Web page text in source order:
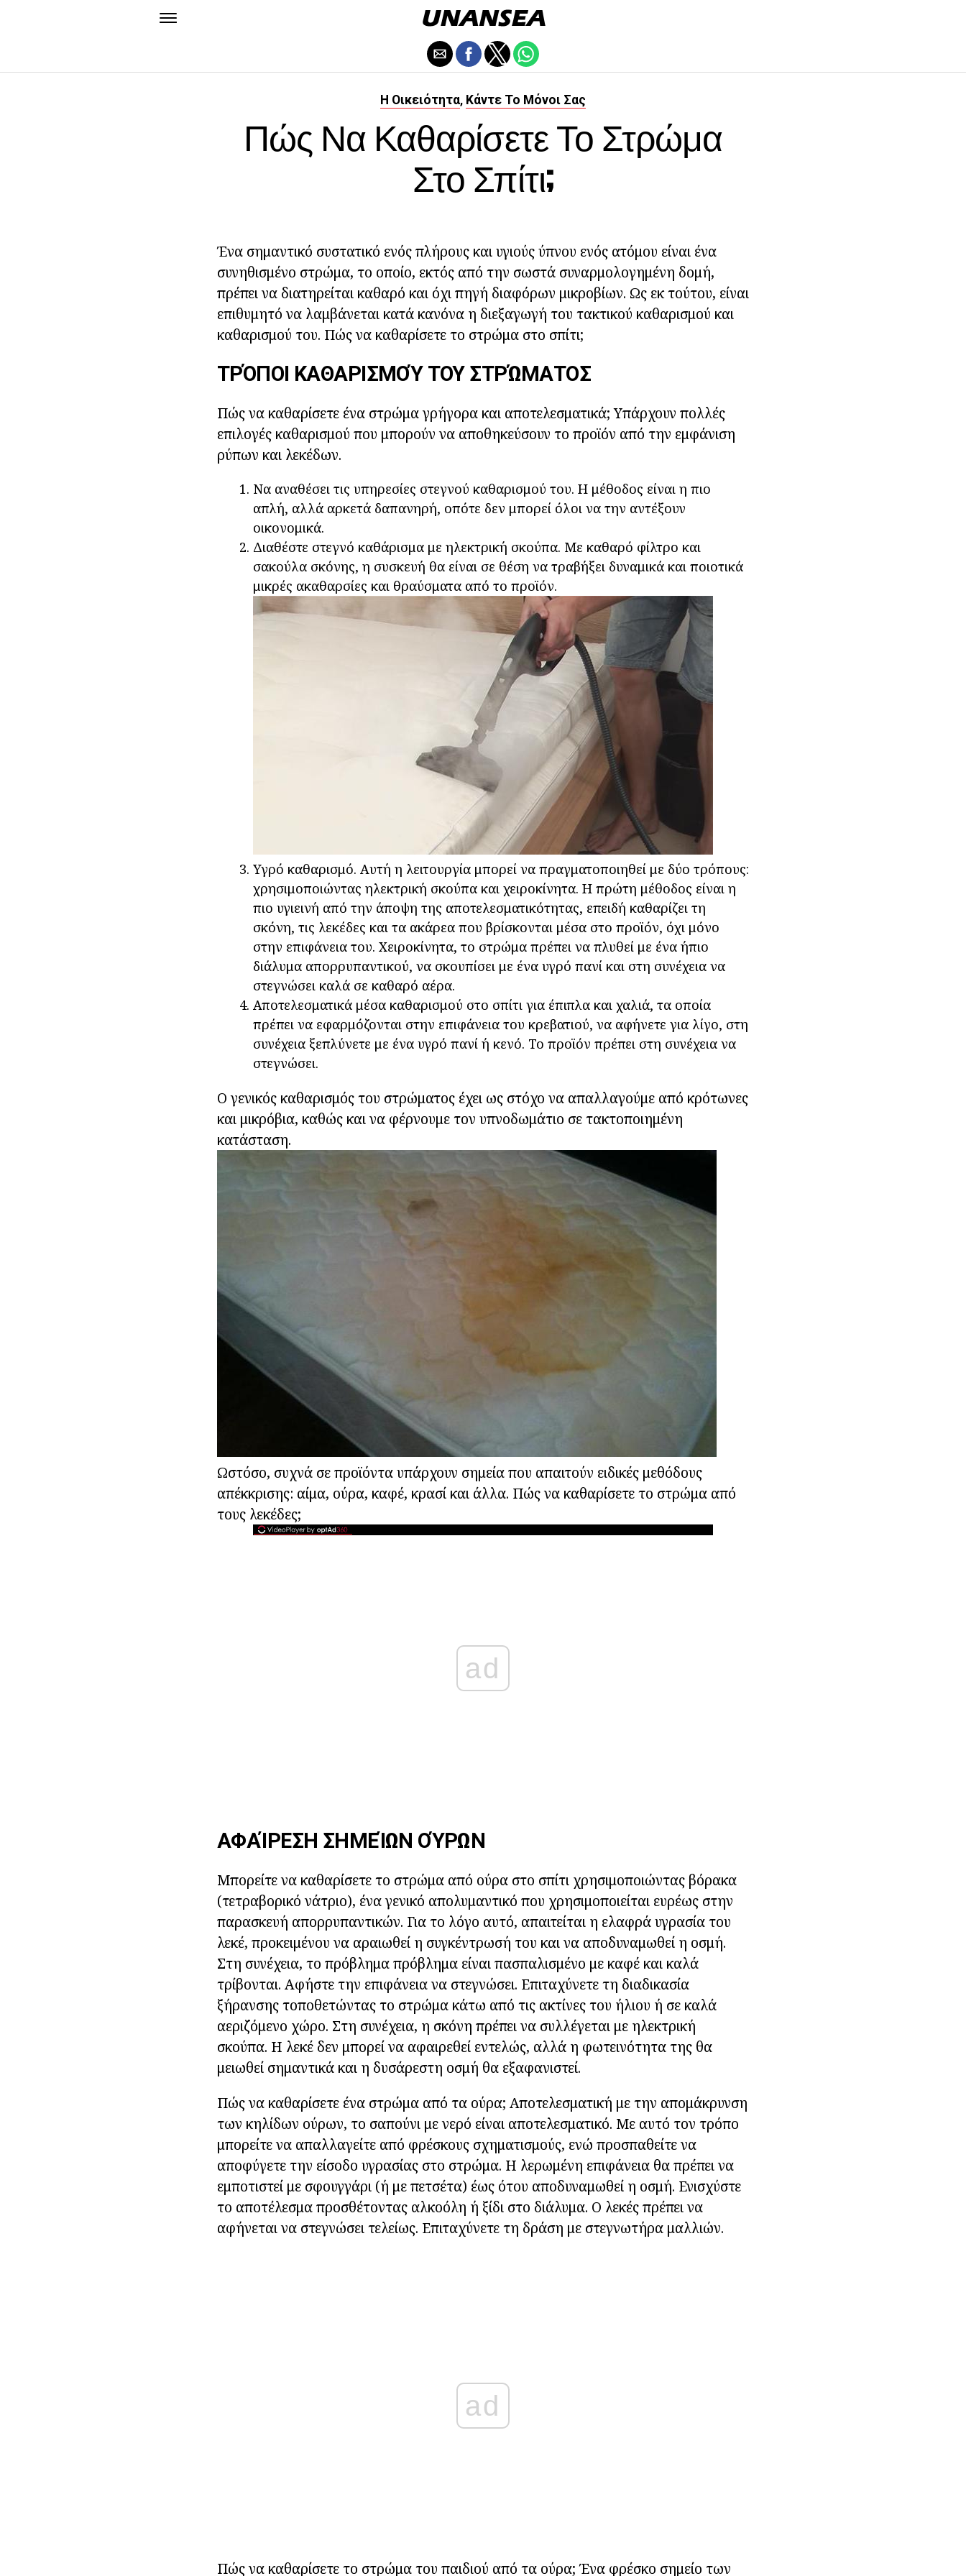
Η Οικειότητα, Κάντε Το Μόνοι Σας
Πώς Να Καθαρίσετε Το Στρώμα
Στο Σπίτι;
Ένα σημαντικό συστατικό ενός πλήρους και υγιούς ύπνου ενός ατόμου είναι ένα
συνηθισμένο στρώμα, το οποίο, εκτός από την σωστά συναρμολογημένη δομή,
πρέπει να διατηρείται καθαρό και όχι πηγή διαφόρων μικροβίων. Ως εκ τούτου, είναι
επιθυμητό να λαμβάνεται κατά κανόνα η διεξαγωγή του τακτικού καθαρισμού και
καθαρισμού του. Πώς να καθαρίσετε το στρώμα στο σπίτι;
ΤΡΌΠΟΙ ΚΑΘΑΡΙΣΜΟΎ ΤΟΥ ΣΤΡΏΜΑΤΟΣ
Πώς να καθαρίσετε ένα στρώμα γρήγορα και αποτελεσματικά; Υπάρχουν πολλές
επιλογές καθαρισμού που μπορούν να αποθηκεύσουν το προϊόν από την εμφάνιση
ρύπων και λεκέδων.
Να αναθέσει τις υπηρεσίες στεγνού καθαρισμού του. Η μέθοδος είναι η πιο
απλή, αλλά αρκετά δαπανηρή, οπότε δεν μπορεί όλοι να την αντέξουν
οικονομικά.
Διαθέστε στεγνό καθάρισμα με ηλεκτρική σκούπα. Με καθαρό φίλτρο και
σακούλα σκόνης, η συσκευή θα είναι σε θέση να τραβήξει δυναμικά και ποιοτικά
μικρές ακαθαρσίες και θραύσματα από το προϊόν.
Υγρό καθαρισμό. Αυτή η λειτουργία μπορεί να πραγματοποιηθεί με δύο τρόπους:
χρησιμοποιώντας ηλεκτρική σκούπα και χειροκίνητα. Η πρώτη μέθοδος είναι η
πιο υγιεινή από την άποψη της αποτελεσματικότητας, επειδή καθαρίζει τη
σκόνη, τις λεκέδες και τα ακάρεα που βρίσκονται μέσα στο προϊόν, όχι μόνο
στην επιφάνεια του. Χειροκίνητα, το στρώμα πρέπει να πλυθεί με ένα ήπιο
διάλυμα απορρυπαντικού, να σκουπίσει με ένα υγρό πανί και στη συνέχεια να
στεγνώσει καλά σε καθαρό αέρα.
Αποτελεσματικά μέσα καθαρισμού στο σπίτι για έπιπλα και χαλιά, τα οποία
πρέπει να εφαρμόζονται στην επιφάνεια του κρεβατιού, να αφήνετε για λίγο, στη
συνέχεια ξεπλύνετε με ένα υγρό πανί ή κενό. Το προϊόν πρέπει στη συνέχεια να
στεγνώσει.
Ο γενικός καθαρισμός του στρώματος έχει ως στόχο να απαλλαγούμε από κρότωνες
και μικρόβια, καθώς και να φέρνουμε τον υπνοδωμάτιο σε τακτοποιημένη
κατάσταση.
Ωστόσο, συχνά σε προϊόντα υπάρχουν σημεία που απαιτούν ειδικές μεθόδους
απέκκρισης: αίμα, ούρα, καφέ, κρασί και άλλα. Πώς να καθαρίσετε το στρώμα από
τους λεκέδες;
ad
ΑΦΑΊΡΕΣΗ ΣΗΜΕΊΩΝ ΟΎΡΩΝ
Μπορείτε να καθαρίσετε το στρώμα από ούρα στο σπίτι χρησιμοποιώντας βόρακα
(τετραβορικό νάτριο), ένα γενικό απολυμαντικό που χρησιμοποιείται ευρέως στην
παρασκευή απορρυπαντικών. Για το λόγο αυτό, απαιτείται η ελαφρά υγρασία του
λεκέ, προκειμένου να αραιωθεί η συγκέντρωσή του και να αποδυναμωθεί η οσμή.
Στη συνέχεια, το πρόβλημα πρόβλημα είναι πασπαλισμένο με καφέ και καλά
τρίβονται. Αφήστε την επιφάνεια να στεγνώσει. Επιταχύνετε τη διαδικασία
ξήρανσης τοποθετώντας το στρώμα κάτω από τις ακτίνες του ήλιου ή σε καλά
αεριζόμενο χώρο. Στη συνέχεια, η σκόνη πρέπει να συλλέγεται με ηλεκτρική
σκούπα. Η λεκέ δεν μπορεί να αφαιρεθεί εντελώς, αλλά η φωτεινότητα της θα
μειωθεί σημαντικά και η δυσάρεστη οσμή θα εξαφανιστεί.
Πώς να καθαρίσετε ένα στρώμα από τα ούρα; Αποτελεσματική με την απομάκρυνση
των κηλίδων ούρων, το σαπούνι με νερό είναι αποτελεσματικό. Με αυτό τον τρόπο
μπορείτε να απαλλαγείτε από φρέσκους σχηματισμούς, ενώ προσπαθείτε να
αποφύγετε την είσοδο υγρασίας στο στρώμα. Η λερωμένη επιφάνεια θα πρέπει να
εμποτιστεί με σφουγγάρι (ή με πετσέτα) έως ότου αποδυναμωθεί η οσμή. Ενισχύστε
το αποτέλεσμα προσθέτοντας αλκοόλη ή ξίδι στο διάλυμα. Ο λεκές πρέπει να
αφήνεται να στεγνώσει τελείως. Επιταχύνετε τη δράση με στεγνωτήρα μαλλιών.
ad
Πώς να καθαρίσετε το στρώμα του παιδιού από τα ούρα; Ένα φρέσκο σημείο των